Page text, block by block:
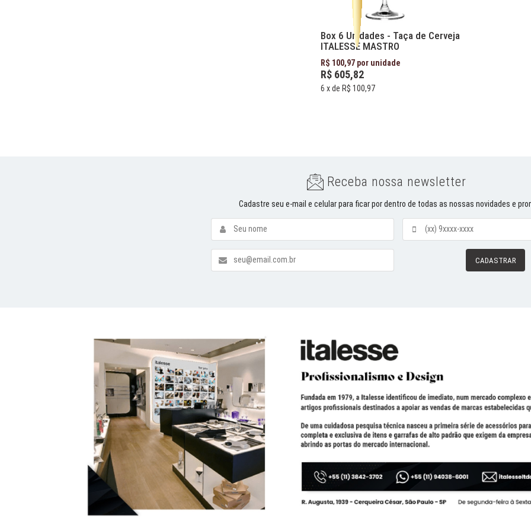
Box 6 Unidades - Taça de Cerveja
ITALESSE MASTRO
R$ 100,97 por unidade
R$ 605,82
6 x de R$ 100,97
Receba nossa newsletter
Cadastre seu e-mail e celular para ficar por dentro de todas as nossas novidades e
CADASTRAR